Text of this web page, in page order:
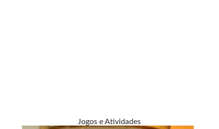
Jogos e Atividades